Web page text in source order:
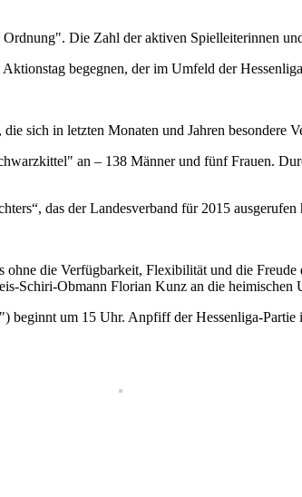
Die Zahl der aktiven Spielleiterinnen
begegnen, der im Umfeld der
sich in letzten Monaten und Jahren besondere
an – 138 Männer und fünf Frauen.
das der Landesverband für 2015 ausgerufen
die Verfügbarkeit, Flexibilität und die
Obmann Florian Kunz an die heimischen
um 15 Uhr. Anpfiff der Hessenliga-Partie